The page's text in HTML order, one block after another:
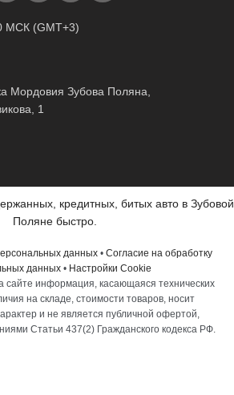
МСК (GMT+3)
Мордовия Зубова Поляна,
1
кредитных, битых авто в Зубовой
Поляне быстро.
данных• Согласие на обработку
данных • Настройки Cookie
сайте информация, касающаяся технических
на складе, стоимости товаров, носит
и не является публичной офертой,
Статьи 437(2) Гражданского кодекса РФ.